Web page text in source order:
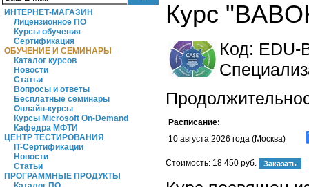
ИНТЕРНЕТ-МАГАЗИН
Лицензионное ПО
Курсы обучения
Сертификация
ОБУЧЕНИЕ И СЕМИНАРЫ
Каталог курсов
Новости
Статьи
Вопросы и ответы
Бесплатные семинары
Онлайн-курсы
Курсы Microsoft On-Demand
Кафедра МФТИ
ЦЕНТР ТЕСТИРОВАНИЯ
IT-Сертификации
Новости
Статьи
ПРОГРАММНЫЕ ПРОДУКТЫ
Курс
Код: EDU-
Расписание:
10 августа 2026 года (Москва)
Стоимость: 18 450 руб.